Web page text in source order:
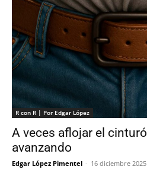
R con R | Por Edgar López
A veces aflojar el
avanzando
Edgar López Pimentel - 16 diciembre 2025